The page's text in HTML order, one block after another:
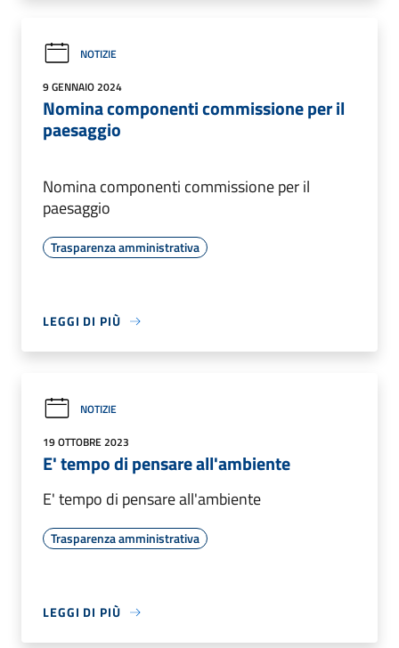
NOTIZIE
9 GENNAIO 2024
Nomina componenti commissione per il
paesaggio
Nomina componenti commissione per il
paesaggio
Trasparenza amministrativa
LEGGI DI PIÙ
NOTIZIE
19 OTTOBRE 2023
E' tempo di pensare all'ambiente
E' tempo di pensare all'ambiente
Trasparenza amministrativa
LEGGI DI PIÙ